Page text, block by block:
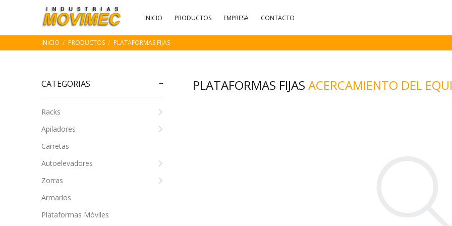
INICIO PRODUCTOS EMPRESA CONTACTO
INICIO PRODUCTOS PLATAFORMAS FIJAS
CATEGORIAS
Racks
Apiladores
Carretas
Autoelevadores
Zorras
Armarios
Plataformas Móviles
PLATAFORMAS FIJAS ACERCAMIENTO DEL